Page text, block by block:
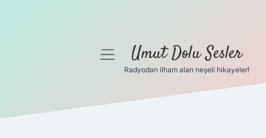
Gizlilik Politikası
menüyüUmut Dolu Sesler
Radyodan ilham alan neşeli hikayeler!